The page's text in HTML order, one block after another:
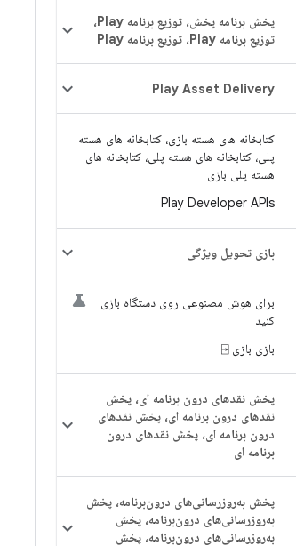
پخش برنامه پخش، توزیع برنامه Play،
توزیع برنامه Play، توزیع برنامه Play
Play Asset Delivery
کتابخانه های هسته بازی، کتابخانه های هسته
پلی، کتابخانه های هسته پلی، کتابخانه های
هسته پلی بازی
Play Developer APIs
بازی تحویل ویژگی
برای هوش مصنوعی روی دستگاه بازی
کنید
بازی بازی ⍈
پخش نقدهای درون برنامه ای، پخش
نقدهای درون برنامه ای، پخش نقدهای
درون برنامه ای، پخش نقدهای درون
برنامه ای
پخش به‌روزرسانی‌های درون‌برنامه، پخش
به‌روزرسانی‌های درون‌برنامه، پخش
به‌روزرسانی‌های درون‌برنامه، پخش